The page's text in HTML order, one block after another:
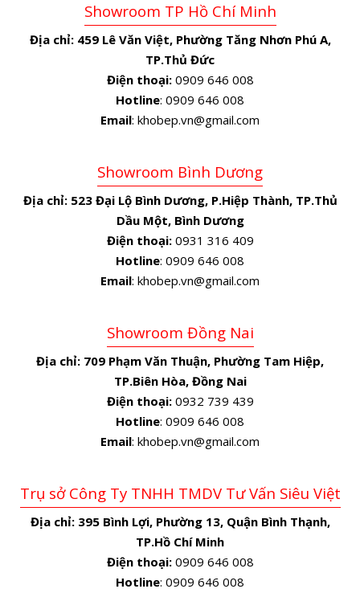
Showroom TP Hồ Chí Minh
Địa chỉ: 459 Lê Văn Việt, Phường Tăng Nhơn Phú A,
TP.Thủ Đức
Điện thoại:0909 646 008
Hotline: 0909 646 008
Email: khobep.vn@gmail.com
Showroom Bình Dương
Địa chỉ: 523 Đại Lộ Bình Dương, P.Hiệp Thành, TP.Thủ
Dầu Một, Bình Dương
Điện thoại:0931 316 409
Hotline: 0909 646 008
Email: khobep.vn@gmail.com
Showroom Đồng Nai
Địa chỉ: 709 Phạm Văn Thuận, Phường Tam Hiệp,
TP.Biên Hòa, Đồng Nai
Điện thoại:0932 739 439
Hotline: 0909 646 008
Email: khobep.vn@gmail.com
Trụ sở Công Ty TNHH TMDV Tư Vấn Siêu Việt
Địa chỉ: 395 Bình Lợi, Phường 13, Quận Bình Thạnh,
TP.Hồ Chí Minh
Điện thoại:0909 646 008
Hotline: 0909 646 008